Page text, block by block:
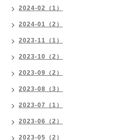
2024-02（1）
2024-01（2）
2023-11（1）
2023-10（2）
2023-09（2）
2023-08（3）
2023-07（1）
2023-06（2）
2023-05（2）